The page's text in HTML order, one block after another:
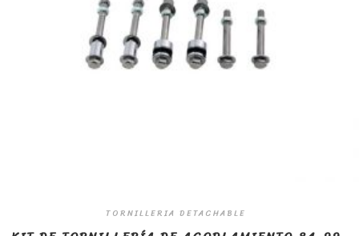
TORNILLERIA DETACHABLE